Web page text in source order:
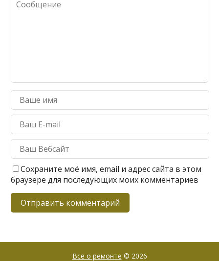
Сохраните моё имя, email и адрес сайта в этом
браузере для последующих моих комментариев
Все о ремонте © 2026